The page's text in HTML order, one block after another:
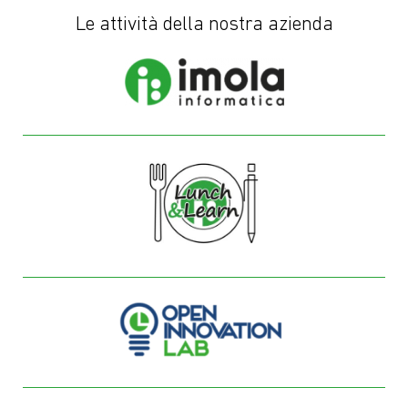
Le attività della nostra azienda